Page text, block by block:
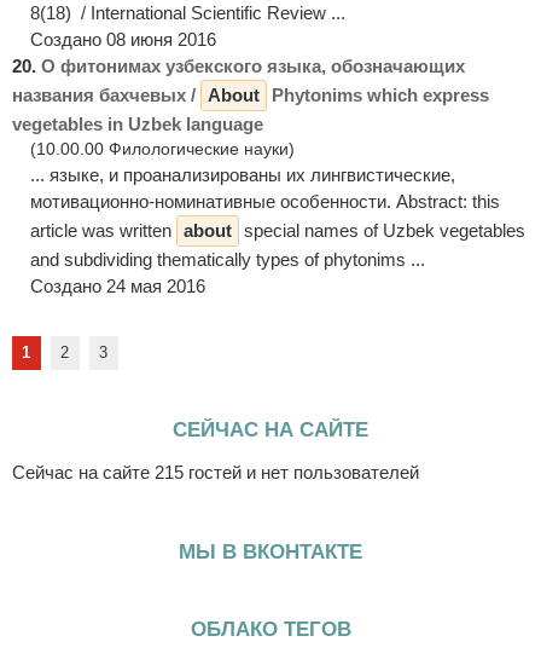
8(18) / International Scientific Review ...
Создано 08 июня 2016
20. О фитонимах узбекского языка, обозначающих
названия бахчевых / About
Phytonims which express
vegetables in Uzbek language
(10.00.00 Филологические науки)
... языке, и проанализированы их лингвистические,
мотивационно-номинативные особенности. Abstract: this
article was written about special names of Uzbek vegetables
and subdividing thematically types of phytonims ...
Создано 24 мая 2016
1 2 3
СЕЙЧАС НА САЙТЕ
Сейчас на сайте 215 гостей и нет пользователей
МЫ В ВКОНТАКТЕ
ОБЛАКО ТЕГОВ